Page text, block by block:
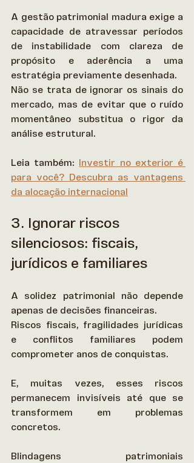
A gestão patrimonial madura exige a
capacidade de atravessar períodos
de instabilidade com clareza de
propósito e aderência a uma
estratégia previamente desenhada.
Não se trata de ignorar os sinais do
mercado, mas de evitar que o ruído
momentâneo substitua o rigor da
análise estrutural.
Leia também: Investir no exterior é
para você? Descubra as vantagens
da alocação internacional
3. Ignorar riscos
silenciosos: fiscais,
jurídicos e familiares
A solidez patrimonial não depende
apenas de decisões financeiras.
Riscos fiscais, fragilidades jurídicas
e conflitos familiares podem
comprometer anos de conquistas.
E, muitas vezes, esses riscos
permanecem invisíveis até que se
transformem em problemas
concretos.
Blindagens patrimoniais